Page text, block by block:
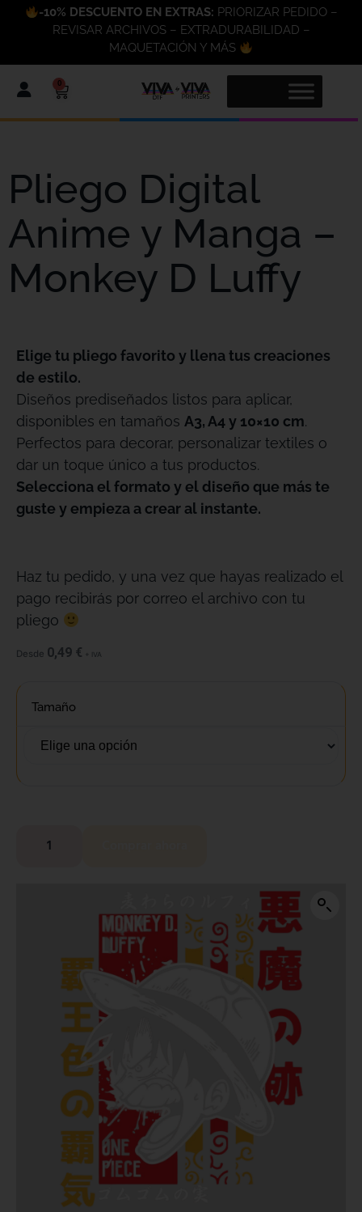
-10% DESCUENTO EN EXTRAS: PRIORIZAR PEDIDO –
REVISAR ARCHIVOS – EXTRADURABILIDAD –
MAQUETACIÓN Y MÁS
0
Pliego Digital
Anime y Manga –
Monkey D Luffy
Elige tu pliego favorito y llena tus creaciones
de estilo.
Diseños prediseñados listos para aplicar,
disponibles en tamaños A3, A4 y 10×10 cm.
Perfectos para decorar, personalizar textiles o
dar un toque único a tus productos.
Selecciona el formato y el diseño que más te
guste y empieza a crear al instante.
Haz tu pedido, y una vez que hayas realizado el
pago recibirás por correo el archivo con tu
pliego
Desde 0,49 € + IVA
Tamaño